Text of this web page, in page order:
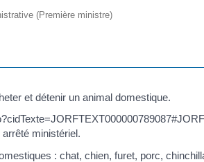
(Première ministre)
et détenir un animal domestique.
ministériel.
: chat, chien, furet, porc,